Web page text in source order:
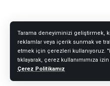
Tarama deneyiminizi geliştirmek,
reklamlar veya içerik sunmak ve
etmek için çerezleri kullanıyoruz.
tıklayarak, çerez kullanımımıza
Çerez Politikamız